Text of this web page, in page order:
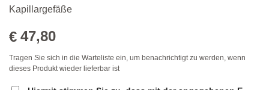
Kapillargefäße
€ 47,80
Tragen Sie sich in die Warteliste ein, um benachrichtigt zu werden, wenn
dieses Produkt wieder lieferbar ist